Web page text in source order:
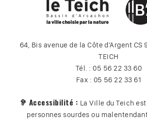
64, Bis avenue de la Côte d’Argent CS
TEICH
Tél. : 05 56 22 33 60
Fax : 05 56 22 33 61
🦻 Accessibilité : La Ville du Teich
personnes sourdes ou